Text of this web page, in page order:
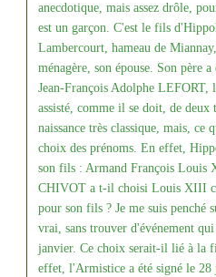
anecdotique, mais assez drôle,
est un garçon. C'est le fils
Lambercourt, hameau de
ménagère, son épouse. Son père
Jean-François Adolphe
assisté, comme il se doit, de deux
naissance très classique, mais, ce
choix des prénoms. En effet,
son fils : Armand François
CHIVOT a t-il choisi Louis XIII
pour son fils ? Je me suis penché
vrai, sans trouver d'événement
janvier. Ce choix serait-il lié à la
effet, l'Armistice a été signé le